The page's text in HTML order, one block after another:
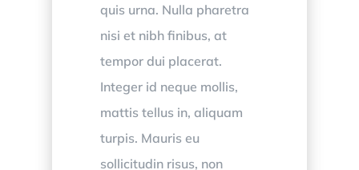
quis urna. Nulla pharetra
nisi et nibh finibus, at
tempor dui placerat.
Integer id neque mollis,
mattis tellus in, aliquam
turpis. Mauris eu
sollicitudin risus, non